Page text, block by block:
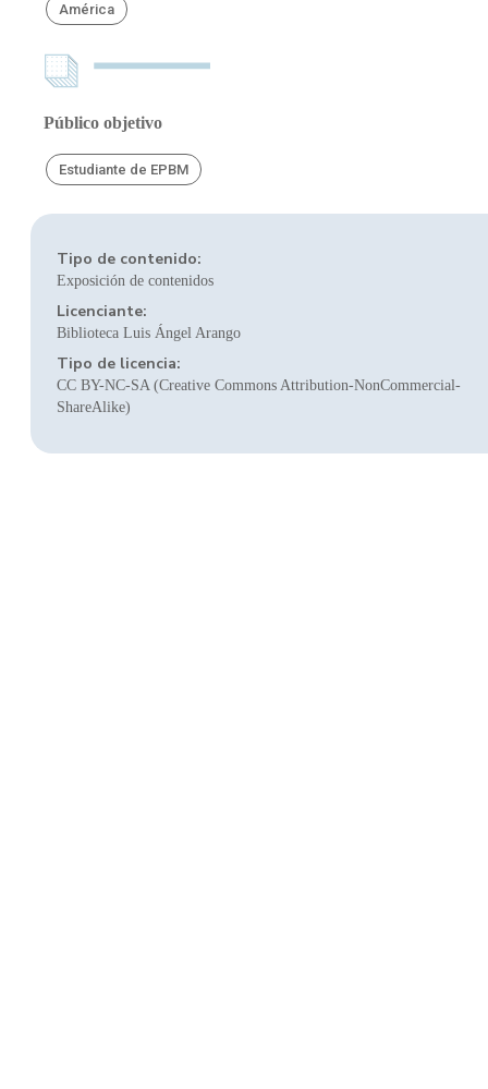
América
Público objetivo
Estudiante de EPBM
Tipo de contenido:
Exposición de contenidos
Licenciante:
Biblioteca Luis Ángel Arango
Tipo de licencia:
CC BY-NC-SA (Creative Commons Attribution-NonCommercial-
ShareAlike)